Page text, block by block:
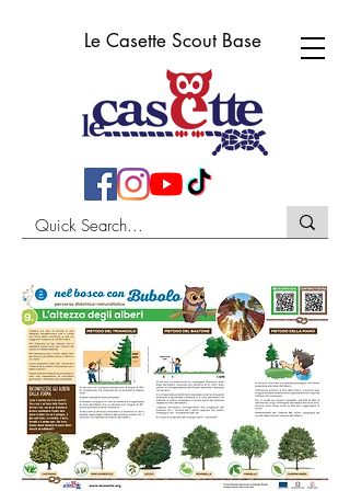
Le Casette Scout Base